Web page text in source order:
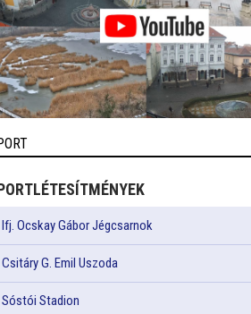
Ifj. Ocskay Gábor Jégcsarnok
Csitáry G. Emil Uszoda
Sóstói Stadion